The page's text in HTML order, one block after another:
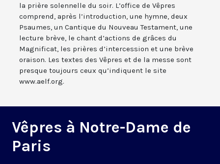
la prière solennelle du soir. L’office de Vêpres
comprend, après l’introduction, une hymne, deux
Psaumes, un Cantique du Nouveau Testament, une
lecture brève, le chant d’actions de grâces du
Magnificat, les prières d’intercession et une brève
oraison. Les textes des Vêpres et de la messe sont
presque toujours ceux qu’indiquent le site
www.aelf.org.
Vêpres à Notre-Dame de
Paris